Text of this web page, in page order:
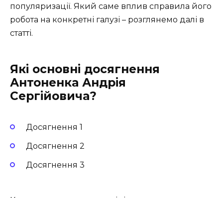
популяризації. Який саме вплив справила його
робота на конкретні галузі – розглянемо далі в
статті.
Які основні досягнення
Антоненка Андрія
Сергійовича?
Досягнення 1
Досягнення 2
Досягнення 3